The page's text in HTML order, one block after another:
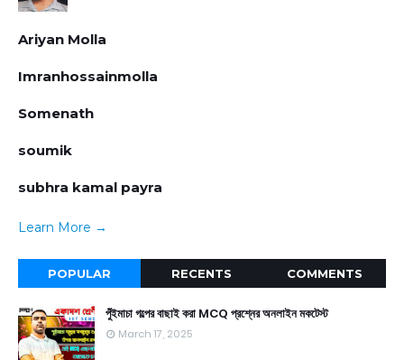
Ariyan Molla
Imranhossainmolla
Somenath
soumik
subhra kamal payra
Learn More →
POPULAR RECENTS COMMENTS
পুঁইমাচা গল্পের বাছাই করা MCQ প্রশ্নের অনলাইন মকটেস্ট
March 17, 2025